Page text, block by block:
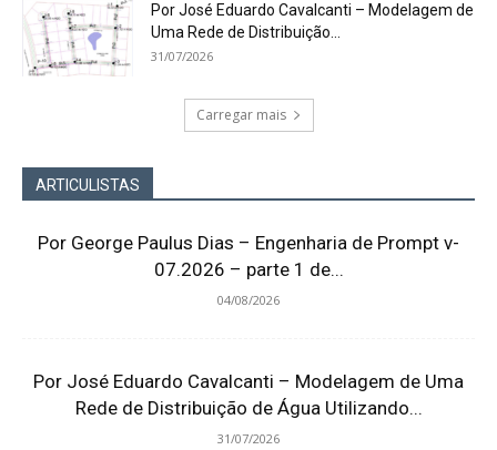
Por José Eduardo Cavalcanti – Modelagem de
Uma Rede de Distribuição...
31/07/2026
Carregar mais
ARTICULISTAS
Por George Paulus Dias – Engenharia de Prompt v-
07.2026 – parte 1 de...
04/08/2026
Por José Eduardo Cavalcanti – Modelagem de Uma
Rede de Distribuição de Água Utilizando...
31/07/2026